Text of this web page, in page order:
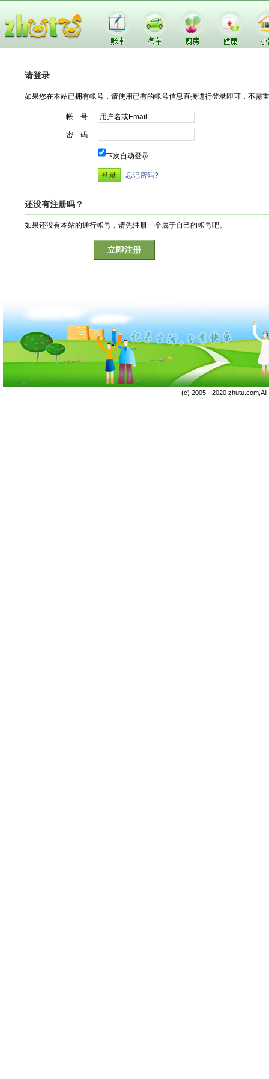
请登录
如果您在本站已拥有帐号，请使用已有的帐号信息直接进行登录即可，不需
帐 号
密 码
下次自动登录
忘记密码?
还没有注册吗？
如果还没有本站的通行帐号，请先注册一个属于自己的帐号吧。
立即注册
(c) 2005 - 2020